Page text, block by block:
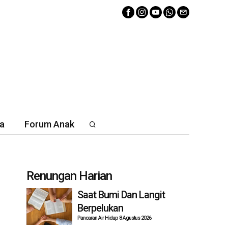
Forum Anak
Renungan Harian
Saat Bumi Dan Langit
Berpelukan
Pancaran Air Hidup 8 Agustus 2026